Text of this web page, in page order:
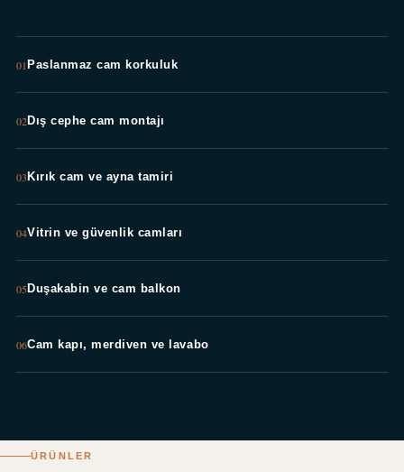
01Paslanmaz cam korkuluk
02Dış cephe cam montajı
03Kırık cam ve ayna tamiri
04Vitrin ve güvenlik camları
05Duşakabin ve cam balkon
06Cam kapı, merdiven ve lavabo
ÜRÜNLER